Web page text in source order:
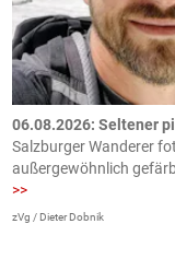
06.08.2026: Seltener
Salzburger Wanderer
außergewöhnlich
>>
zVg / Dieter Dobnik